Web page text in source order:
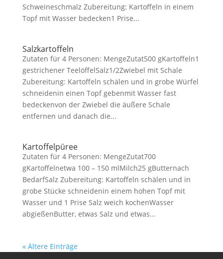
Schweineschmalz Zubereitung: Kartoffeln in einem
Topf mit Wasser bedecken1 Prise...
Salzkartoffeln
Zutaten für 4 Personen: MengeZutat500 gKartoffeln1
gestrichener TeelöffelSalz1/2Zwiebel mit Schale
Zubereitung: Kartoffeln schälen und in grobe Würfel
schneidenin einen Topf gebenmit Wasser fast
bedeckenvon der Zwiebel die äußere Schale
entfernen und danach die...
Kartoffelpüree
Zutaten für 4 Personen: MengeZutat700
gKartoffelnetwa 100 – 150 mlMilch25 gButternach
BedarfSalz Zubereitung: Kartoffeln schälen und in
grobe Stücke schneidenin einem hohen Topf mit
Wasser und 1 Prise Salz weich kochenWasser
abgießenButter, etwas Salz und etwas...
« Ältere Einträge